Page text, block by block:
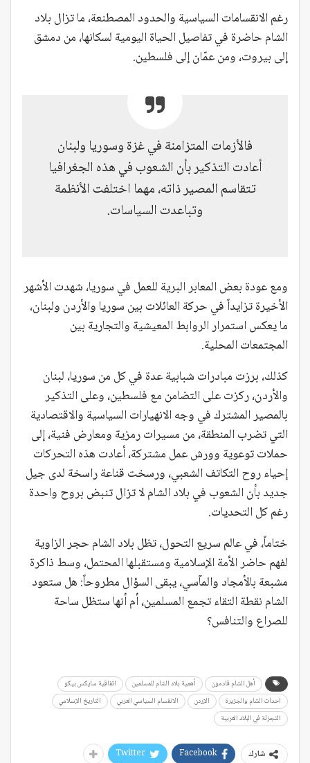
رغم الانقسامات السياسية والحدود المصطنعة، ما تزال بلاد
الشام حاضرة في تفاصيل الحياة اليومية لسكانها، من دمشق
إلى بيروت، ومن عمّان إلى فلسطين.
فالأزمات المتزامنة في غزة وسوريا ولبنان
أعادت التذكير بأن الشعوب في هذه الجغرافيا
تتقاسم المصير ذاته، مهما اختلفت الأنظمة
وتباعدت السياسات.
ومع عودة بعض المعابر البرية للعمل في سوريا، شهدت الأشهر
الأخيرة تزايداً في حركة العائلات بين سوريا والأردن ولبنان،
ما يعكس استمرار الروابط المعيشية والتجارية بين
المجتمعات المحلية.
كذلك، برزت مبادرات شبابية عدة في كل من سوريا، لبنان
والأردن، ركزت على التضامن مع فلسطين، وعلى التذكير
بالمصير المشترك في وجه الانهيارات السياسية والاقتصادية
التي تضرب المنطقة، من مسيرات رمزية ومعارض فنية، إلى
حملات توعوية وورش عمل مشتركة، أعادت هذه التحركات
إحياء روح التكاتف الشعبي، ورسخت قناعة راسخة لدى جيل
جديد بأن الشعوب في بلاد الشام لا تزال تنبض بروح واحدة
رغم كل التحديات.
ختاماً، في عالم سريع التحول، تظل بلاد الشام حجر الزاوية
لفهم حاضر الأمة الإسلامية ومستقبلها المحتمل، وسط ذاكرة
مشبعة بالأمجاد والمآسي، يبقى السؤال مطروحاً: هل ستعود
الشام نقطة التقاء تجمع المسلمين، أم أنها ستظل ساحة
للصراع والتنافس؟
أهل الشام قادمون أهمية بلاد الشام للمسلمين
اتفاقية سايكس بيكو
احداث الشام والجزيرة
الإردن الانقسام السياسي العربي
التاريخ الإسلامي
التجزئة في البلاد العربية
شارك Facebook
Twitter